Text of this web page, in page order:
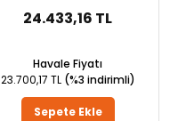
24.433,16 TL
Havale Fiyatı
23.700,17 TL (%3 indirimli)
Sepete Ekle